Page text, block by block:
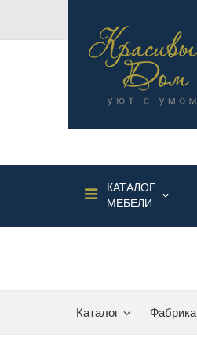
КАТАЛОГ
МЕБЕЛИ
Каталог Фабрика